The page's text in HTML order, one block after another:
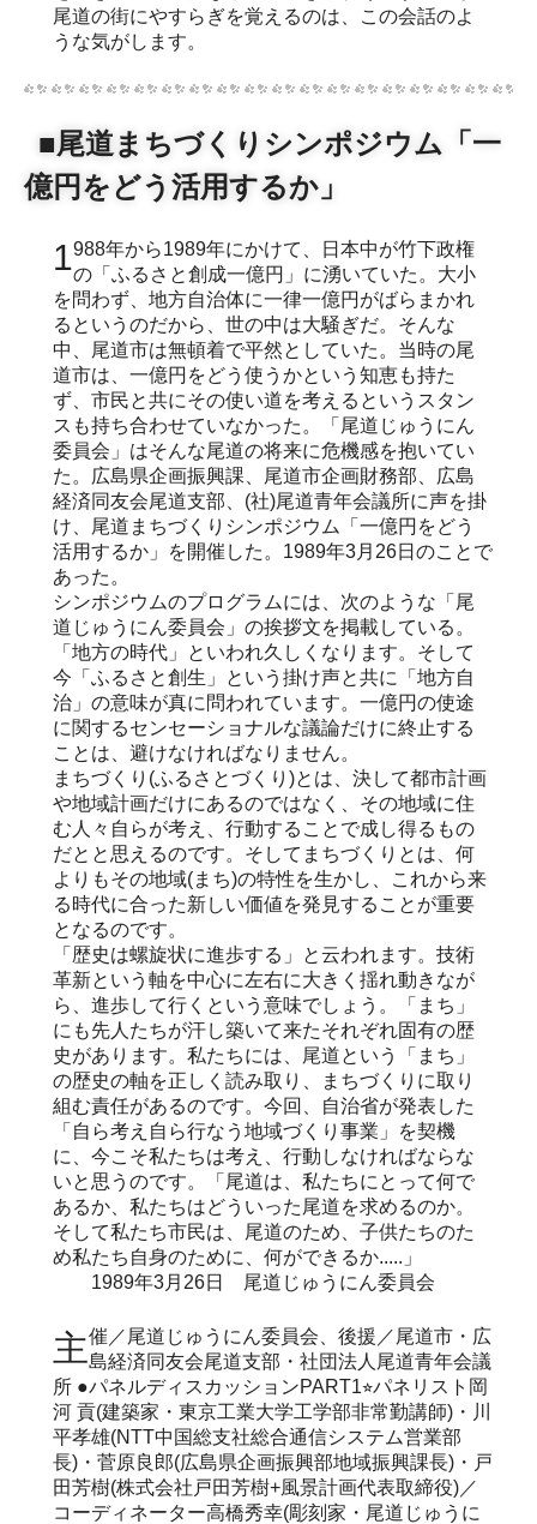
尾道の街にやすらぎを覚えるのは、この会話のよ
うな気がします。
■尾道まちづくりシンポジウム「一
億円をどう活用するか」
1988年から1989年にかけて、日本中が竹下政権の「ふるさと創成一億円」に湧いていた。大小
を問わず、地方自治体に一律一億円がばらまかれ
るというのだから、世の中は大騒ぎだ。そんな
中、尾道市は無頓着で平然としていた。当時の尾
道市は、一億円をどう使うかという知恵も持た
ず、市民と共にその使い道を考えるというスタン
スも持ち合わせていなかった。「尾道じゅうにん
委員会」はそんな尾道の将来に危機感を抱いてい
た。広島県企画振興課、尾道市企画財務部、広島
経済同友会尾道支部、(社)尾道青年会議所に声を掛
け、尾道まちづくりシンポジウム「一億円をどう
活用するか」を開催した。1989年3月26日のことで
あった。
シンポジウムのプログラムには、次のような「尾
道じゅうにん委員会」の挨拶文を掲載している。
「地方の時代」といわれ久しくなります。そして
今「ふるさと創生」という掛け声と共に「地方自
治」の意味が真に問われています。一億円の使途
に関するセンセーショナルな議論だけに終止する
ことは、避けなければなりません。
まちづくり(ふるさとづくり)とは、決して都市計画
や地域計画だけにあるのではなく、その地域に住
む人々自らが考え、行動することで成し得るもの
だとと思えるのです。そしてまちづくりとは、何
よりもその地域(まち)の特性を生かし、これから来
る時代に合った新しい価値を発見することが重要
となるのです。
「歴史は螺旋状に進歩する」と云われます。技術
革新という軸を中心に左右に大きく揺れ動きなが
ら、進歩して行くという意味でしょう。「まち」
にも先人たちが汗し築いて来たそれぞれ固有の歴
史があります。私たちには、尾道という「まち」
の歴史の軸を正しく読み取り、まちづくりに取り
組む責任があるのです。今回、自治省が発表した
「自ら考え自ら行なう地域づくり事業」を契機
に、今こそ私たちは考え、行動しなければならな
いと思うのです。「尾道は、私たちにとって何で
あるか、私たちはどういった尾道を求めるのか。
そして私たち市民は、尾道のため、子供たちのた
め私たち自身のために、何ができるか.....」
1989年3月26日 尾道じゅうにん委員会
主催／尾道じゅうにん委員会、後援／尾道市・広島経済同友会尾道支部・社団法人尾道青年会議
所 ●パネルディスカッションPART1⭐︎パネリスト岡
河 貢(建築家・東京工業大学工学部非常勤講師)・川
平孝雄(NTT中国総支社総合通信システム営業部
長)・菅原良郎(広島県企画振興部地域振興課長)・戸
田芳樹(株式会社戸田芳樹+風景計画代表取締役)／
コーディネーター高橋秀幸(彫刻家・尾道じゅうに